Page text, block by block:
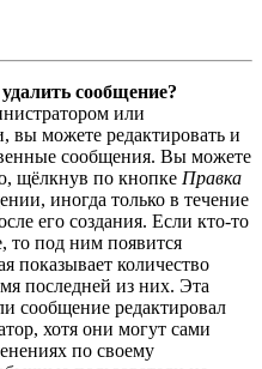
сообщение?
или
вы можете редактировать и
сообщения. Вы можете
щёлкнув по кнопке Правка
иногда только в течение
его создания. Если кто-то
то под ним появится
показывает количество
последней из них. Эта
сообщение редактировал
хотя они могут сами
по своему